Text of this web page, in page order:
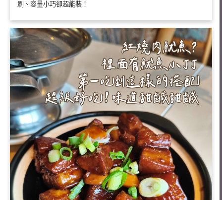
刷、容量小巧卻超能裝！